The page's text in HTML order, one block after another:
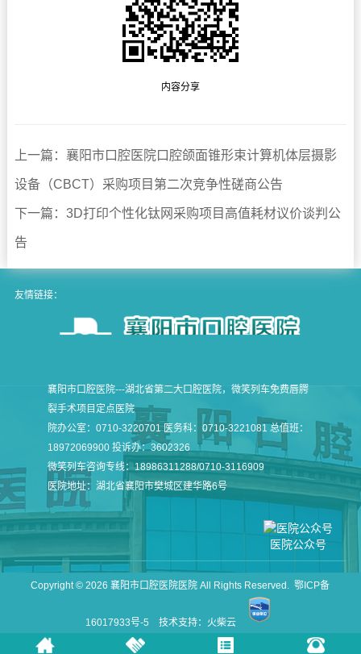
内容分享
上一篇：襄阳市口腔医院口腔颌面锥形束计算机体层摄影
设备（CBCT）采购项目第二次竞争性磋商公告
下一篇：3D打印个性化钛网采购项目高值耗材议价谈判公
告
友情链接：
襄阳市口腔医院---湖北省第二大口腔医院，微笑列车免费唇腭
裂手术项目定点医院
院办公室：0710-3220701 医务科：0710-3221081 总值班：
18972069900 投诉办：3602326
微笑列车咨询专线：18986311288/0710-3116909
医院地址：湖北省襄阳市樊城区建华路6号
医院公众号
Copyright © 2026襄阳市口腔医院医院 All Rights Reserved.鄂ICP备
16017933号-5 技术支持： 火柴云